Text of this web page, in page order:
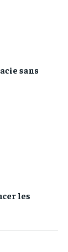
sans
les